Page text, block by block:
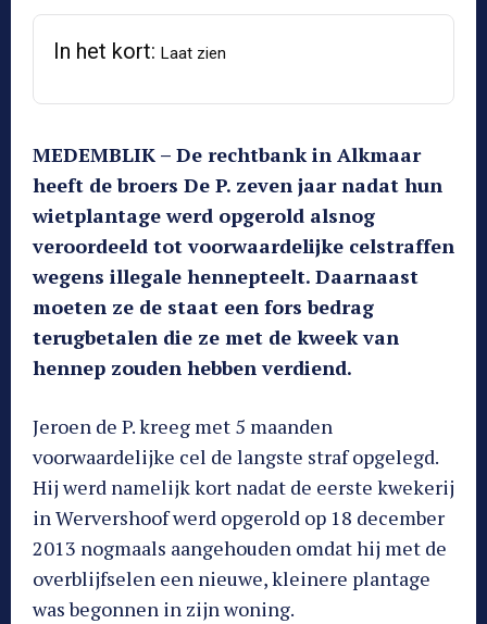
In het kort: Laat zien
MEDEMBLIK – De rechtbank in Alkmaar
heeft de broers De P. zeven jaar nadat hun
wietplantage werd opgerold alsnog
veroordeeld tot voorwaardelijke celstraffen
wegens illegale hennepteelt. Daarnaast
moeten ze de staat een fors bedrag
terugbetalen die ze met de kweek van
hennep zouden hebben verdiend.
Jeroen de P. kreeg met 5 maanden
voorwaardelijke cel de langste straf opgelegd.
Hij werd namelijk kort nadat de eerste kwekerij
in Wervershoof werd opgerold op 18 december
2013 nogmaals aangehouden omdat hij met de
overblijfselen een nieuwe, kleinere plantage
was begonnen in zijn woning.